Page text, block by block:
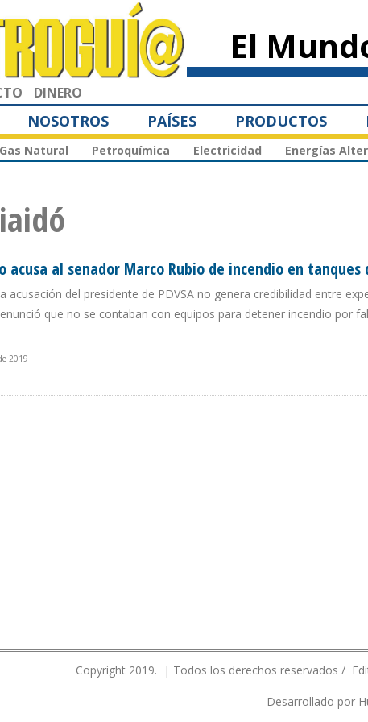
principal
El
DINERO
NOSOTROS PAÍSES PRODUCTOS
Gas Natural Petroquímica Electricidad Energías
acusa al senador Marco Rubio de incendio en tanques
acusación del presidente de PDVSA no genera credibilidad entre
que no se contaban con equipos para detener incendio por
2019
Copyright 2019. | Todos los derechos reservados /
Desarrollado por